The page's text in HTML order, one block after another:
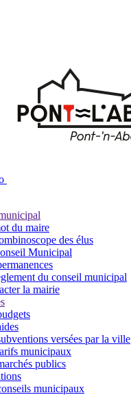
du maire
des élus
Municipal
du conseil municipal
la mairie
versées par la ville
municipaux
publics
municipaux